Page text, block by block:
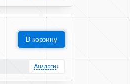
В корзину
Аналоги↓